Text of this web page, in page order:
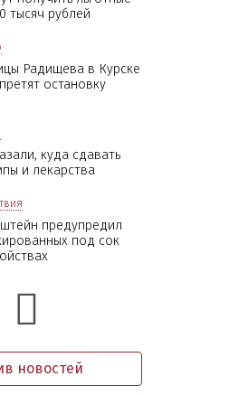
тысяч рублей
Радищева в Курске
остановку
куда сдавать
и лекарства
предупредил
под сок
новостей